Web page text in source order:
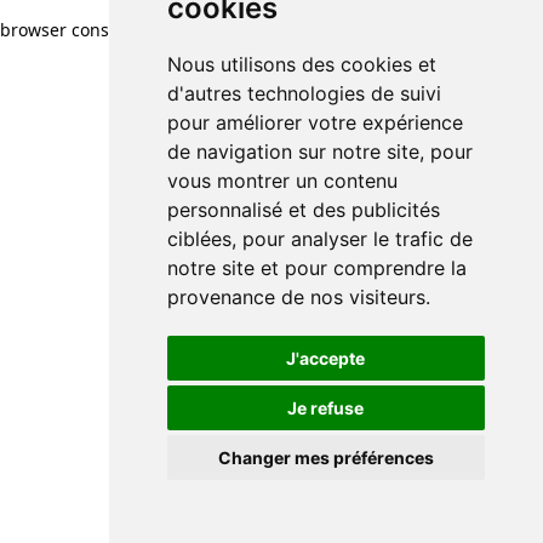
cookies
Nous utilisons des cookies et
d'autres technologies de suivi
pour améliorer votre expérience
de navigation sur notre site, pour
vous montrer un contenu
personnalisé et des publicités
ciblées, pour analyser le trafic de
notre site et pour comprendre la
provenance de nos visiteurs.
J'accepte
Je refuse
Changer mes préférences
browser console for more information)